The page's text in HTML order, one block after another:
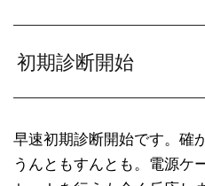
初期診断開始
早速初期診断開始です。確
うんともすんとも。電源ケ